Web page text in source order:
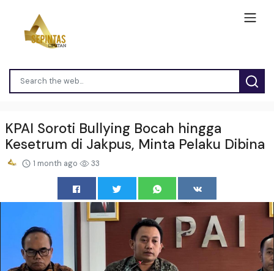
KPAI Soroti Bullying Bocah hingga
Kesetrum di Jakpus, Minta Pelaku Dibina
1 month ago 33